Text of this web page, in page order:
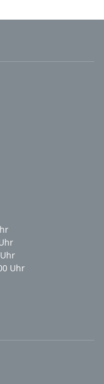
Uhr